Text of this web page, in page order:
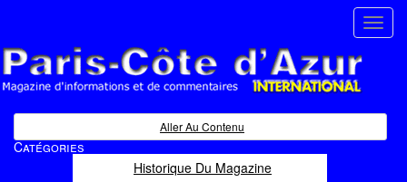
Magazine d'informations et de commentaires
Aller Au Contenu
Catégories
Historique Du Magazine